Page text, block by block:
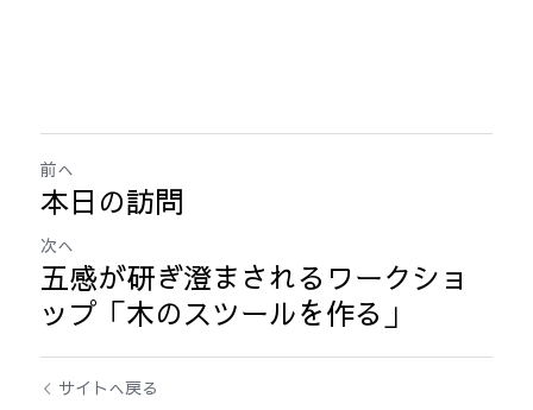
前へ
本日の訪問
次へ
五感が研ぎ澄まされるワークショ
ップ「木のスツールを作る」
サイトへ戻る